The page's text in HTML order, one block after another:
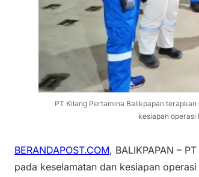
PT Kilang Pertamina Balikpapan
kesiapan operasi
BERANDAPOST.COM, BALIKPAPAN –
pada keselamatan dan kesiapan